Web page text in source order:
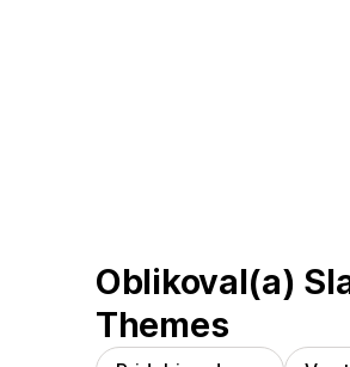
Oblikoval(a)
Themes